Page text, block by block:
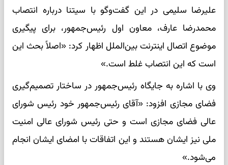
علیرضا سلیمی در این گفت‌وگو با سیتنا درباره انتصاب
محمدرضا عارف، معاون اول رئیس‌جمهور، برای پیگیری
موضوع اتصال اینترنت بین‌الملل اظهار کرد: «اصلاً بحث این
است که این انتصاب غلط است.»
وی با اشاره به جایگاه رئیس‌جمهور در ساختار تصمیم‌گیری
فضای مجازی افزود: «آقای رئیس‌جمهور خود رئیس شورای
عالی فضای مجازی است و حتی رئیس شورای عالی امنیت
ملی نیز ایشان هستند و این اتفاقات با امضای ایشان انجام
می‌شود.»